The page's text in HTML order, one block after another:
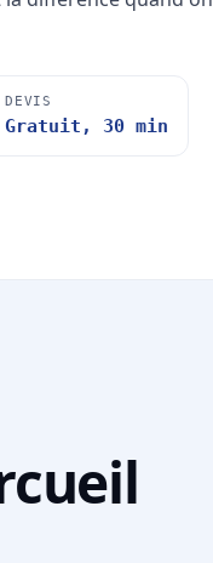
DEVIS
Gratuit, 30 min